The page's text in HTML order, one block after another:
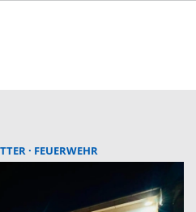
FEUERWEHR